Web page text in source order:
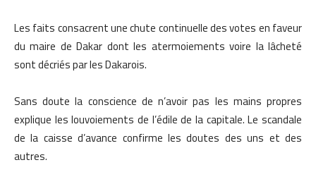
Les faits consacrent une chute continuelle des votes en faveur
du maire de Dakar dont les atermoiements voire la lâcheté
sont décriés par les Dakarois.
Sans doute la conscience de n’avoir pas les mains propres
explique les louvoiements de l’édile de la capitale. Le scandale
de la caisse d’avance confirme les doutes des uns et des
autres.